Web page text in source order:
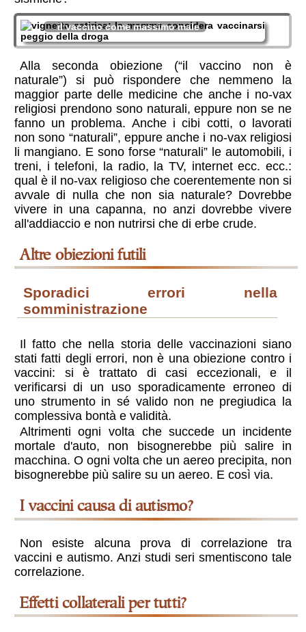
il vaccino come massimo male
Alla seconda obiezione (“il vaccino non è
naturale”) si può rispondere che nemmeno la
maggior parte delle medicine che anche i no-vax
religiosi prendono sono naturali, eppure non se ne
fanno un problema. Anche i cibi cotti, o lavorati
non sono “naturali”, eppure anche i no-vax religiosi
li mangiano. E sono forse “naturali” le automobili, i
treni, i telefoni, la radio, la TV, internet ecc. ecc.:
qual è il no-vax religioso che coerentemente non si
avvale di nulla che non sia naturale? Dovrebbe
vivere in una capanna, no anzi dovrebbe vivere
all'addiaccio e non nutrirsi che di erbe crude.
altre obiezioni futili
sporadici errori nella
somministrazione
Il fatto che nella storia delle vaccinazioni siano
stati fatti degli errori, non è una obiezione contro i
vaccini: si è trattato di casi eccezionali, e il
verificarsi di un uso sporadicamente erroneo di
uno strumento in sé valido non ne pregiudica la
complessiva bontà e validità.
Altrimenti ogni volta che succede un incidente
mortale d'auto, non bisognerebbe più salire in
macchina. O ogni volta che un aereo precipita, non
bisognerebbe più salire su un aereo. E così via.
i vaccini causa di autismo?
Non esiste alcuna prova di correlazione tra
vaccini e autismo. Anzi studi seri smentiscono tale
correlazione.
effetti collaterali per tutti?